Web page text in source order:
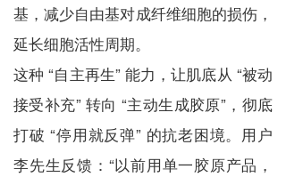
基，减少自由基对成纤维细胞的损伤，
延长细胞活性周期。
这种 “自主再生” 能力，让肌底从 “被动
接受补充” 转向 “主动生成胶原”，彻底
打破 “停用就反弹” 的抗老困境。用户
李先生反馈：“以前用单一胶原产品，